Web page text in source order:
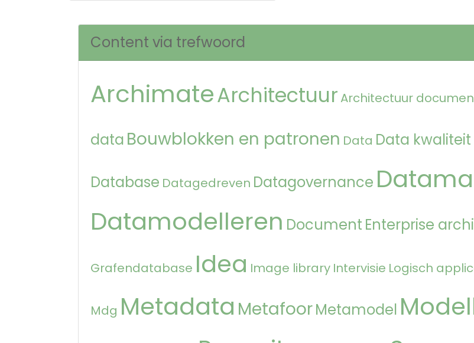
Content via trefwoord
ArchimateArchitectuur Architectuur
data Bouwblokken en patronen Data Data kwaliteit
Database Datagedreven Datagovernance
Datamodelleren Document Enterprise
Grafendatabase Idea Image library Intervisie Logisch
Mdg Metadata MetafoorMetamodel